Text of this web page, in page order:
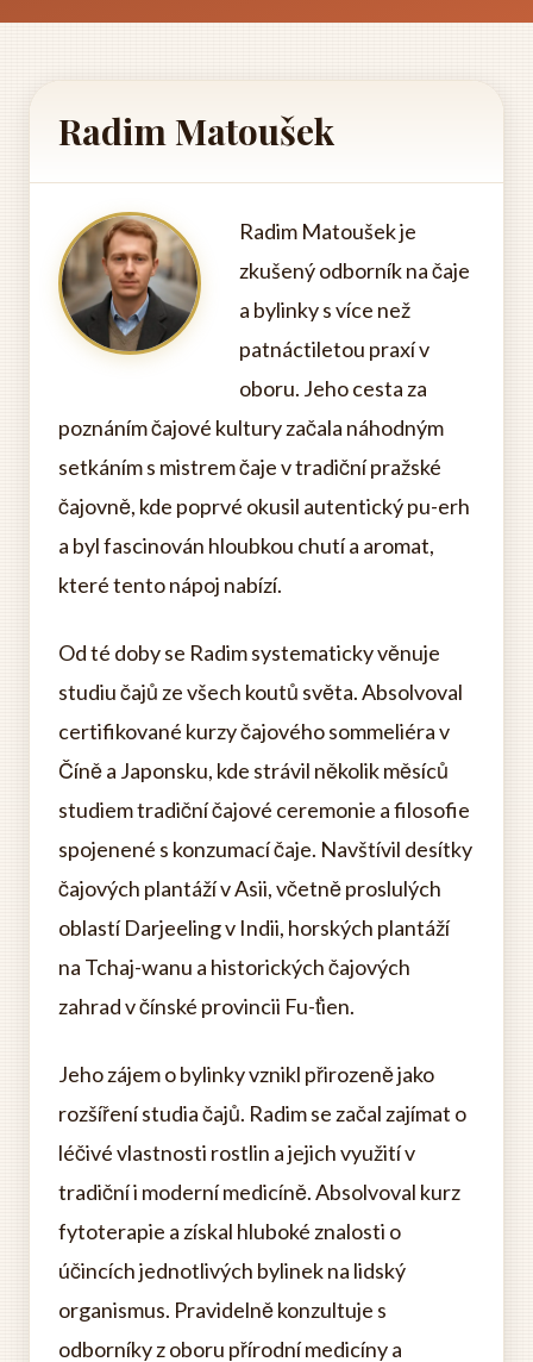
Radim Matoušek
Radim Matoušek je
zkušený odborník na čaje
a bylinky s více než
patnáctiletou praxí v
oboru. Jeho cesta za
poznáním čajové kultury začala náhodným
setkáním s mistrem čaje v tradiční pražské
čajovně, kde poprvé okusil autentický pu-erh
a byl fascinován hloubkou chutí a aromat,
které tento nápoj nabízí.
Od té doby se Radim systematicky věnuje
studiu čajů ze všech koutů světa. Absolvoval
certifikované kurzy čajového sommeliéra v
Číně a Japonsku, kde strávil několik měsíců
studiem tradiční čajové ceremonie a filosofie
spojenené s konzumací čaje. Navštívil desítky
čajových plantáží v Asii, včetně proslulých
oblastí Darjeeling v Indii, horských plantáží
na Tchaj-wanu a historických čajových
zahrad v čínské provincii Fu-ťien.
Jeho zájem o bylinky vznikl přirozeně jako
rozšíření studia čajů. Radim se začal zajímat o
léčivé vlastnosti rostlin a jejich využití v
tradiční i moderní medicíně. Absolvoval kurz
fytoterapie a získal hluboké znalosti o
účincích jednotlivých bylinek na lidský
organismus. Pravidelně konzultuje s
odborníky z oboru přírodní medicíny a